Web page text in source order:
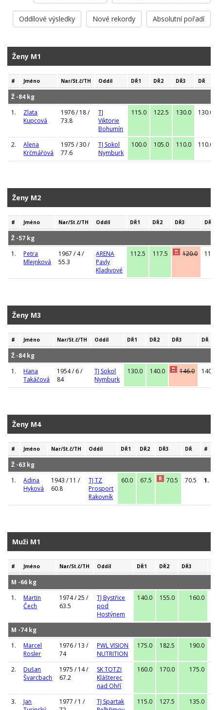
Absolutní pořadí
Nové rekordy
Oddílové výsledky
Ženy M1
# Jméno Nar/St.č/TH Oddíl DŘ1 DŘ2 DŘ3 DŘ
Ž -84 kg
1.
Zlata
Kupcová
1976 / 18 /
73.8
TJ
Viktorie
Bohumín
115.0 122.5 130.0 130.0
2.
Alena
Krčmářová
1975 / 30 /
77.6
TJ Sokol
Nymburk
100.0 105.0 110.0 110.0
Ženy M2
# Jméno Nar/St.č/TH Oddíl DŘ1 DŘ2 DŘ3 DŘ
Ž -57 kg
1.
Petra
Mlejnková
1967 / 4 /
55.3
ARENA
Pavly
Kladivové
112.5 117.5 R 120.0
Ženy M3
# Jméno Nar/St.č/TH Oddíl DŘ1 DŘ2 DŘ3 DŘ
Ž -84 kg
1.
Hana
Takáčová
1954 / 6 /
84
TJ Sokol
Nymburk
130.0 140.0 R 146.0 140.0
Ženy M4
# Jméno Nar/St.č/TH Oddíl DŘ1 DŘ2 DŘ3 DŘ #
Ž -63 kg
1.
Adina
Hyková
1943 / 11 /
60.8
TJ TZ
Prosport
Rakovník
60.0 67.5 R 70.5 70.5 1.
Muži M1
# Jméno Nar/St.č/TH Oddíl DŘ1 DŘ2 DŘ3
M -66 kg
1.
Martin
Čech
1974 / 25 /
63.5
TJ Bystřice
pod
Hostýnem
140.0 155.0 160.0
M -74 kg
1.
Marcel
Rosler
1976 / 13 /
74
PWL VISION
NUTRITION
175.0 182.5 190.0
2.
Dušan
Švarcbach
1975 / 14 /
67.2
SK TOTZI
Klášterec
nad Ohří
160.0 170.0 175.0
3.
Jan
1977 / 1 /
TJ Spartak
115.0 127.5 135.0